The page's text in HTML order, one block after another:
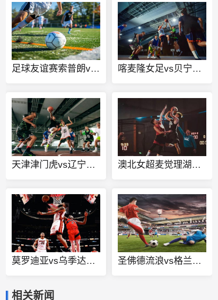
足球友谊赛索普朗vs莫索马格亚罗瓦在线观看 喀麦隆女足vs贝宁女足直播
天津津门虎vs辽宁铁人直播 澳北女超麦觉理湖女足vs查尔斯顿女足在线观看
莫罗迪亚vs乌季达直播 圣佛德流浪vs格兰直播
相关新闻